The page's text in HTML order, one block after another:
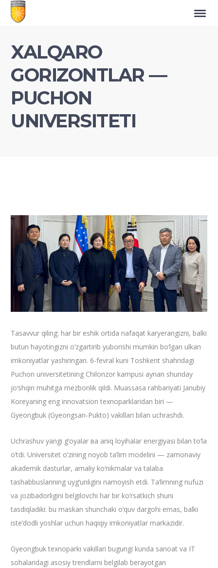
XALQARO
GORIZONTLAR —
PUCHON
UNIVERSITETI
Tasavvur qiling: har bir eshik ortida nafaqat karyerangizni, balki
butun hayotingizni o‘zgartirib yuborishi mumkin bo‘lgan ulkan
imkoniyatlar yashiringan. 6-fevral kuni Toshkent shahridagi
Puchon universitetining Chilonzor kampusi aynan shunday
jo‘shqin muhitga mezbonlik qildi. Muassasa rahbariyati Janubiy
Koreyaning eng innovatsion texnoparklaridan biri —
Gyeongbuk (Gyeongsan-Pukto) vakillari bilan uchrashdi.
​Uchrashuv yangi g‘oyalar ва aniq loyihalar energiyasi bilan to‘la
o‘tdi. Universitet o‘zining noyob ta’lim modelini — zamonaviy
akademik dasturlar, amaliy ko‘nikmalar va talaba
tashabbuslarining uyg‘unligini namoyish etdi. Ta’limning nufuzi
va jozibadorligini belgilovchi har bir ko‘rsatkich shuni
tasdiqladiki: bu maskan shunchaki o‘quv dargohi emas, balki
iste’dodli yoshlar uchun haqiqiy imkoniyatlar markazidir.
​Gyeongbuk texnoparki vakillari bugungi kunda sanoat va IT
sohalaridagi asosiy trendlarni belgilab berayotgan